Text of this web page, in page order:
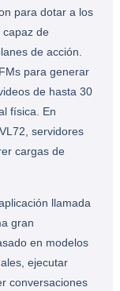
para dotar a los
capaz de
de acción.
para generar
de hasta 30
física. En
servidores
cargas de
llamada
gran
en modelos
ejecutar
conversaciones